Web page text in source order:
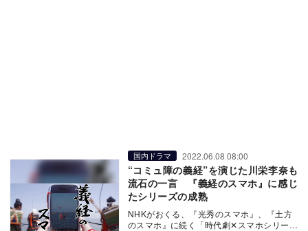
国内ドラマ 2022.06.08 08:00
“コミュ障の義経”を演じた川栄李奈も
流石の一言 『義経のスマホ』に感じ
たシリーズの成熟
NHKがおくる、『光秀のスマホ』、『土方
のスマホ』に続く「時代劇✕スマホシリー